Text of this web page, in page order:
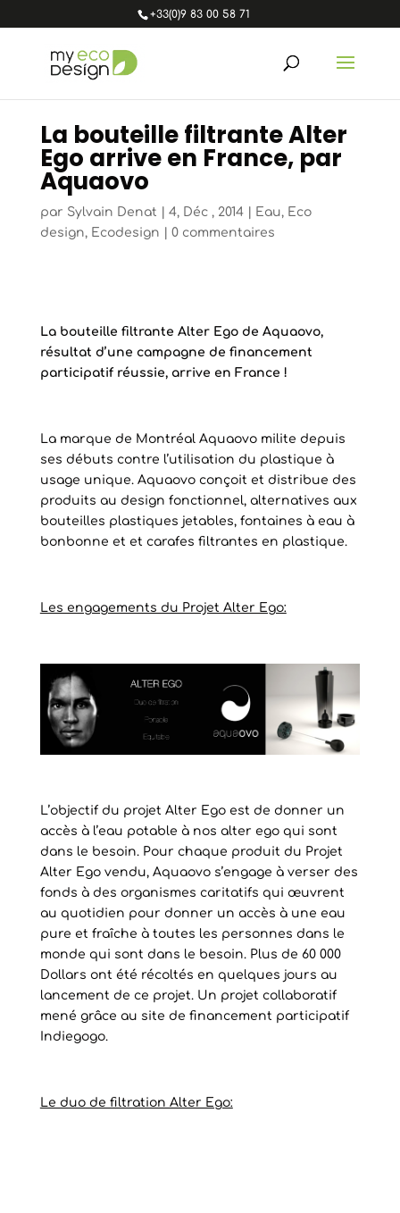
+33(0)9 83 00 58 71
La bouteille filtrante Alter
Ego arrive en France, par
Aquaovo
par Sylvain Denat 4, Déc , 2014| Eau, Eco
design, Ecodesign 0 commentaires
La bouteille filtrante Alter Ego de Aquaovo,
résultat d’une campagne de financement
participatif réussie, arrive en France !
La marque de Montréal Aquaovo milite depuis
ses débuts contre l’utilisation du plastique à
usage unique. Aquaovo conçoit et distribue des
produits au design fonctionnel, alternatives aux
bouteilles plastiques jetables, fontaines à eau à
bonbonne et et carafes filtrantes en plastique.
Les engagements du Projet Alter Ego:
L’objectif du projet Alter Ego est de donner un
accès à l’eau potable à nos alter ego qui sont
dans le besoin. Pour chaque produit du Projet
Alter Ego vendu, Aquaovo s’engage à verser des
fonds à des organismes caritatifs qui œuvrent
au quotidien pour donner un accès à une eau
pure et fraîche à toutes les personnes dans le
monde qui sont dans le besoin. Plus de 60 000
Dollars ont été récoltés en quelques jours au
lancement de ce projet. Un projet collaboratif
mené grâce au site de financement participatif
Indiegogo.
Le duo de filtration Alter Ego: